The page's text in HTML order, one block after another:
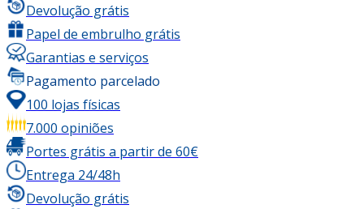
Devolução grátis
Papel de embrulho grátis
Garantias e serviços
Pagamento parcelado
100 lojas físicas
7.000 opiniões
Portes grátis a partir de 60€
Entrega 24/48h
Devolução grátis